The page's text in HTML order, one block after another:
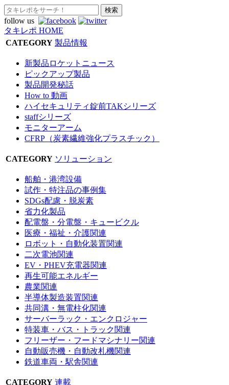
follow us
タキレポ HOME
CATEGORY 製品情報
新製品ロケットニュース
ピックアップ製品
製品開発秘話
How to 動画
ハイセキュリティ錠前TAKシリーズ
staffシリーズ
モニターアーム
CFRP（炭素繊維強化プラスチック）
CATEGORY ソリューション
船舶・港湾設備
試作・特注品の事例集
SDGs配慮・脱炭素
省力化製品
配電盤・分電盤・キュービクル
医療・福祉・介護関連
ロボット・自動化装置関連
二次電池関連
EV・PHEV充電器関連
再生可能エネルギー
農業関連
半導体製造装置関連
共同溝・無電柱化関連
サーバーラック・エンクロジャー
特装車・バス・トラック関連
フリーザー・フードマシナリー関連
自動販売機・自動改札機関連
鉄道車両・駅舎関連
CATEGORY 連載